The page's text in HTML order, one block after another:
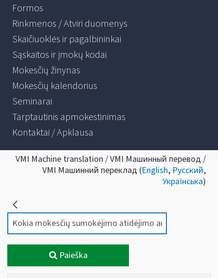
Formos
Rinkmenos / Atviri duomenys
Skaičiuoklės ir pagalbininkai
Sąskaitos ir įmokų kodai
Mokesčių žinynas
Mokesčių kalendorius
Seminarai
Tarptautinis apmokestinimas
Kontaktai / Apklausa
VMI Machine translation / VMI Машинный перевод /
VMI Машинний переклад (English, Русский,
Українська)
Paieška